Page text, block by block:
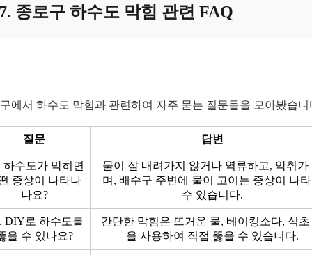
종로구 하수도 막힘 관련 FAQ
에서 하수도 막힘과 관련하여 자주 묻는 질문들을 모아봤습니
질문 답변
하수도가 막히면
증상이 나타나
나요?
물이 잘 내려가지 않거나 역류하고, 악취가
며, 배수구 주변에 물이 고이는 증상이 나
수 있습니다.
DIY로 하수도를
을 수 있나요?
간단한 막힘은 뜨거운 물, 베이킹소다, 식초
을 사용하여 직접 뚫을 수 있습니다.